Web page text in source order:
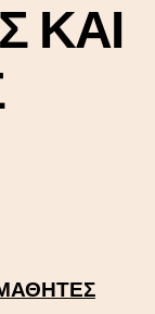
ΚΑΙ